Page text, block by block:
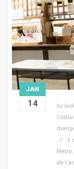
JAN
14 by
1
Metro
de